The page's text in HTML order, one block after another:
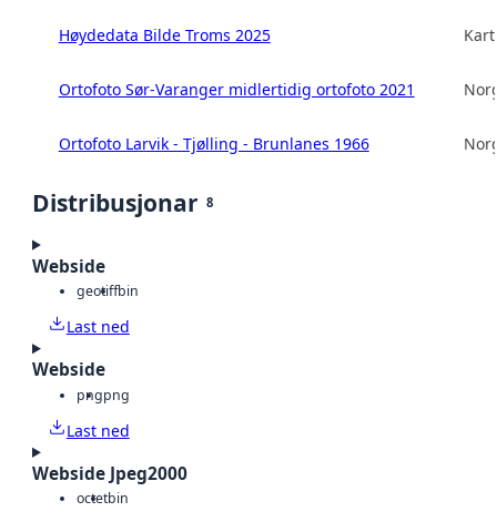
Høydedata Bilde Troms 2025
Ortofoto Sør-Varanger midlertidig ortofoto 2021
Ortofoto Larvik - Tjølling - Brunlanes 1966
Distribusjonar 8
Webside
geotiffbin
Last ned
Webside
pngpng
Last ned
Webside Jpeg2000
octetbin